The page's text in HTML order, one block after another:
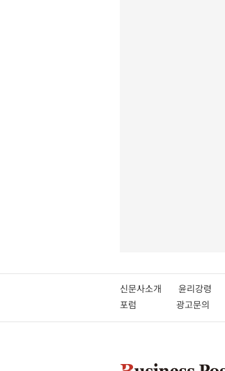
신문사소개 윤리강령
포럼
광고문의